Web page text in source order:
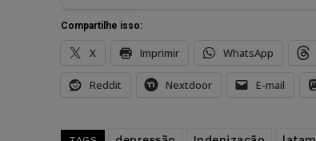
Compartilhe isso:
X Imprimir WhatsApp
Reddit Nextdoor E-mail